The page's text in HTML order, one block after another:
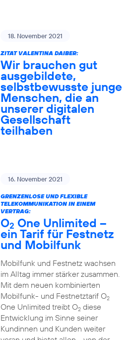
18. November 2021
ZITAT VALENTINA DAIBER:
Wir brauchen gut
ausgebildete,
selbstbewusste junge
Menschen, die an
unserer digitalen
Gesellschaft
teilhaben
16. November 2021
GRENZENLOSE UND FLEXIBLE
TELEKOMMUNIKATION IN EINEM
VERTRAG:
O2 One Unlimited –
ein Tarif für Festnetz
und Mobilfunk
Mobilfunk und Festnetz wachsen
im Alltag immer stärker zusammen.
Mit dem neuen kombinierten
Mobilfunk- und Festnetztarif O2
One Unlimited treibt O2diese
Entwicklung im Sinne seiner
Kundinnen und Kunden weiter